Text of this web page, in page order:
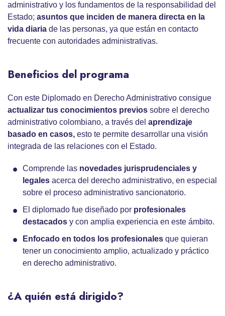
administrativo y los fundamentos de la responsabilidad del
Estado; asuntos que inciden de manera directa en la
vida diaria de las personas, ya que están en contacto
frecuente con autoridades administrativas.
Beneficios del programa
Con este Diplomado en Derecho Administrativo consigue
actualizar tus conocimientos previos sobre el derecho
administrativo colombiano, a través del aprendizaje
basado en casos, esto te permite desarrollar una visión
integrada de las relaciones con el Estado.
Comprende las novedades jurisprudenciales y
legales acerca del derecho administrativo, en especial
sobre el proceso administrativo sancionatorio.
El diplomado fue diseñado por profesionales
destacados y con amplia experiencia en este ámbito.
Enfocado en todos los profesionales que quieran
tener un conocimiento amplio, actualizado y práctico
en derecho administrativo.
¿A quién está dirigido?